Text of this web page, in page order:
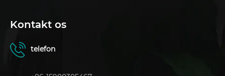
Kontakt os
telefon